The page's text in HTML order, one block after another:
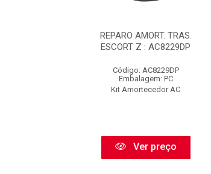
REPARO AMORT. TRAS.
ESCORT Z : AC8229DP
Código: AC8229DP
Embalagem: PC
Kit Amortecedor AC
Ver preço